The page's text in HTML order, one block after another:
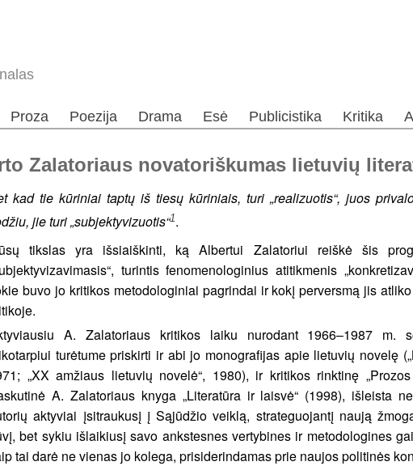
Proza Poezija Drama Esė Publicistika Kritika
Zalatoriaus novatoriškumas lietuvių
kad tie kūriniai taptų iš tiesų kūriniais, turi „realizuotis“, juos
jie turi „subjektyvizuotis“1.
tikslas yra išsiaiškinti, ką Albertui Zalatoriui reiškė šis
turintis fenomenologinius atitikmenis
buvo jo kritikos metodologiniai pagrindai ir kokį perversmą jis
A. Zalatoriaus kritikos laiku nurodant 1966–1987 m.
turėtume priskirti ir abi jo monografijas apie lietuvių novelę
„XX amžiaus lietuvių novelė“, 1980), ir kritikos rinktinę
A. Zalatoriaus knyga „Literatūra ir laisvė“ (1998), išleista
aktyviai įsitraukusį į Sąjūdžio veiklą, strateguojantį naują
bet sykiu išlaikiusį savo ankstesnes vertybines ir metodologines
tai darė ne vienas jo kolega, prisiderindamas prie naujos politinės